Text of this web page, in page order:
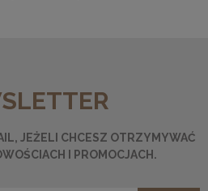
JEŻELI CHCESZ OTRZYMYWAĆ
I PROMOCJACH.